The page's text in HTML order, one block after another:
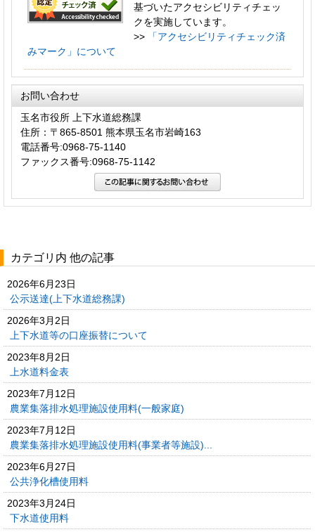
基づいたアクセシビリティチェッ
クを実施しています。
>>
「アクセシビリティチェック済
みマーク」について
お問い合わせ
玉名市役所 上下水道総務課
住所：〒865-8501 熊本県玉名市岩崎163
電話番号:0968-75-1140
ファックス番号:0968-75-1142
カテゴリ内 他の記事
2026年6月23日
公示送達(上下水道総務課)
2026年3月2日
上下水道等の口座振替について
2023年8月2日
上水道料金表
2023年7月12日
農業集落排水処理施設使用料(一般家庭)
2023年7月12日
農業集落排水処理施設使用料(事業者等施設)...
2023年6月27日
公共浄化槽使用料
2023年3月24日
下水道使用料